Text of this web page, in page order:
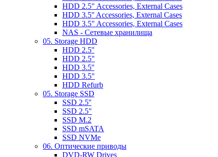
HDD 2.5" Accessories, External Cases
HDD 3.5'' Accessories, External Cases
HDD 3.5" Accessories, External Cases
NAS - Сетевые хранилища
05. Storage HDD
HDD 2.5''
HDD 2.5"
HDD 3.5''
HDD 3.5"
HDD Refurb
05. Storage SSD
SSD 2.5''
SSD 2.5"
SSD M.2
SSD mSATA
SSD NVMe
06. Оптические приводы
DVD-RW Drives